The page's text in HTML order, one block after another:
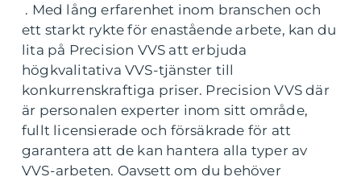
. Med lång erfarenhet inom branschen och
ett starkt rykte för enastående arbete, kan du
lita på Precision VVS att erbjuda
högkvalitativa VVS-tjänster till
konkurrenskraftiga priser. Precision VVS där
är personalen experter inom sitt område,
fullt licensierade och försäkrade för att
garantera att de kan hantera alla typer av
VVS-arbeten. Oavsett om du behöver